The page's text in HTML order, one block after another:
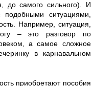
до самого сильного). И
подобными ситуациями,
Например, ситуация,
– это разговор по
а самое сложное
в карнавальном
приобретают пособия